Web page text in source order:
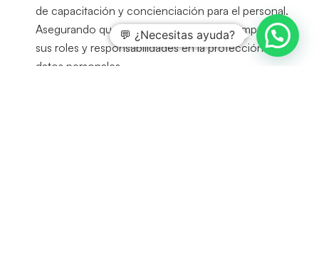
de capacitación y concienciación para el personal.
Asegurando que todos los empleados comprendan
sus roles y responsabilidades en la protección de
datos personales.
💬 ¿Necesitas ayuda?